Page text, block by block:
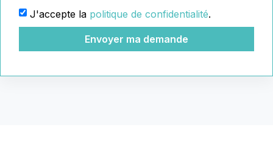
J'accepte la politique de confidentialité.
Envoyer ma demande